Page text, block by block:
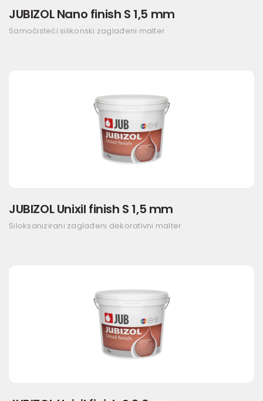
JUBIZOL Nano finish S 1,5 mm
Samočisteći silikonski zaglađeni malter
JUBIZOL Unixil finish S 1,5 mm
Siloksanizirani zaglađeni dekorativni malter